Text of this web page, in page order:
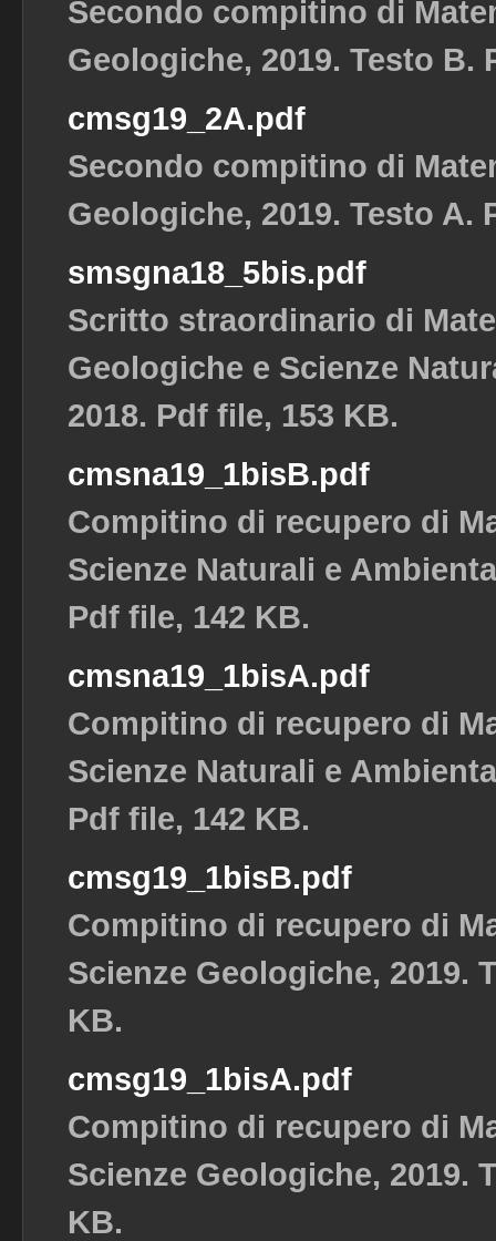
Secondo compitino di
Geologiche, 2019. Testo B.
cmsg19_2A.pdf
Secondo compitino di
Geologiche, 2019. Testo A.
smsgna18_5bis.pdf
Scritto straordinario di
Geologiche e Scienze
2018. Pdf file, 153 KB.
cmsna19_1bisB.pdf
Compitino di recupero di
Scienze Naturali e
Pdf file, 142 KB.
cmsna19_1bisA.pdf
Compitino di recupero di
Scienze Naturali e
Pdf file, 142 KB.
cmsg19_1bisB.pdf
Compitino di recupero di
Scienze Geologiche, 2019.
KB.
cmsg19_1bisA.pdf
Compitino di recupero di
Scienze Geologiche, 2019.
KB.